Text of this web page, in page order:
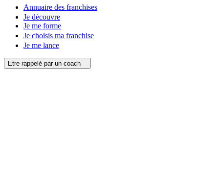
Annuaire des franchises
Je découvre
Je me forme
Je choisis ma franchise
Je me lance
Etre rappelé par un coach